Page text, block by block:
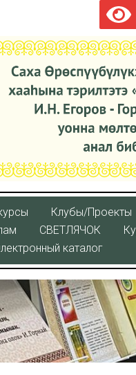
Клубы/Проекты
СВЕТЛЯЧОК
каталог